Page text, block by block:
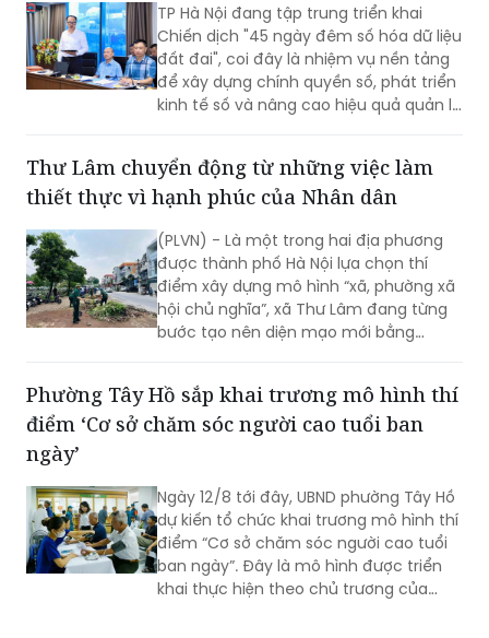
TP Hà Nội đang tập trung triển khai
Chiến dịch "45 ngày đêm số hóa dữ liệu
đất đai", coi đây là nhiệm vụ nền tảng
để xây dựng chính quyền số, phát triển
kinh tế số và nâng cao hiệu quả quản lý
Thư Lâm chuyển động từ những việc làm
thiết thực vì hạnh phúc của Nhân dân
(PLVN) - Là một trong hai địa phương
được thành phố Hà Nội lựa chọn thí
điểm xây dựng mô hình “xã, phường xã
hội chủ nghĩa”, xã Thư Lâm đang từng
bước tạo nên diện mạo mới bằng
hàng cây, bồn hoa được chăm sóc đến
các ao hồ được cải tạo, làm sạch…, tất
của Nhân dân với mục tiêu lấy người
dân làm trung tâm, lấy chất lượng
cuộc sống làm thước đo cho sự phát
triển.
Phường Tây Hồ sắp khai trương mô hình thí
điểm ‘Cơ sở chăm sóc người cao tuổi ban
ngày’
Ngày 12/8 tới đây, UBND phường Tây Hồ
dự kiến tổ chức khai trương mô hình thí
điểm “Cơ sở chăm sóc người cao tuổi
ban ngày”. Đây là mô hình được triển
khai thực hiện theo chủ trương của